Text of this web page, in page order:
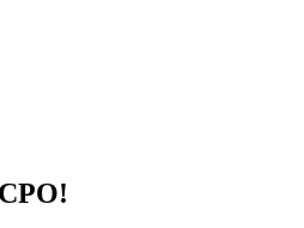
СРО!